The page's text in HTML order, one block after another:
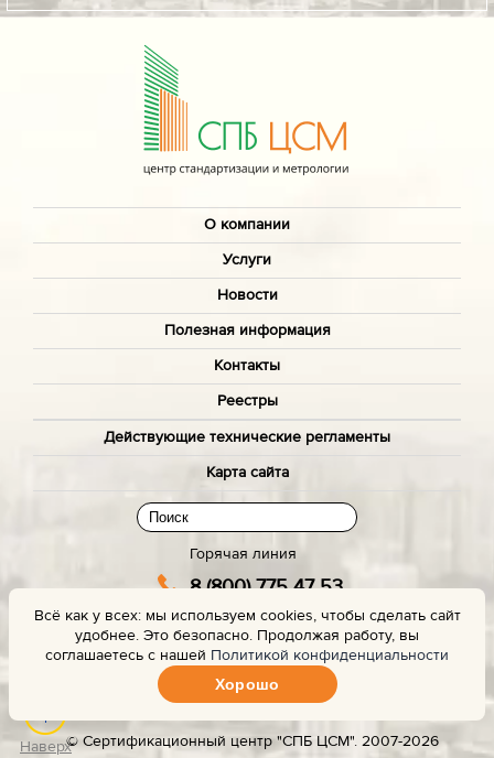
О компании
Услуги
Новости
Полезная информация
Контакты
Реестры
Действующие технические регламенты
Карта сайта
Горячая линия
8 (800) 775 47 53
(звонок бесплатный)
Заказать звонок с сайта
Задать вопрос эксперту
© Сертификационный центр "СПБ ЦСМ". 2007-2026
Наверх
Всё как у всех: мы используем cookies, чтобы сделать сайт
удобнее. Это безопасно. Продолжая работу, вы
соглашаетесь с нашей Политикой конфиденциальности
Хорошо